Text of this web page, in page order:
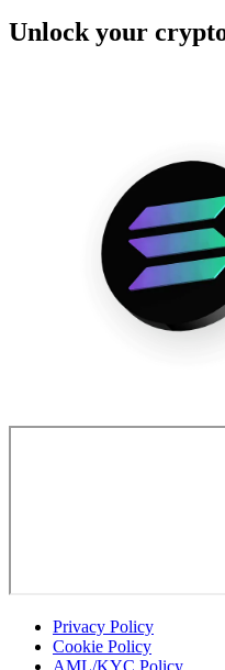
Unlock your
Privacy Policy
Cookie Policy
AML/KYC Policy